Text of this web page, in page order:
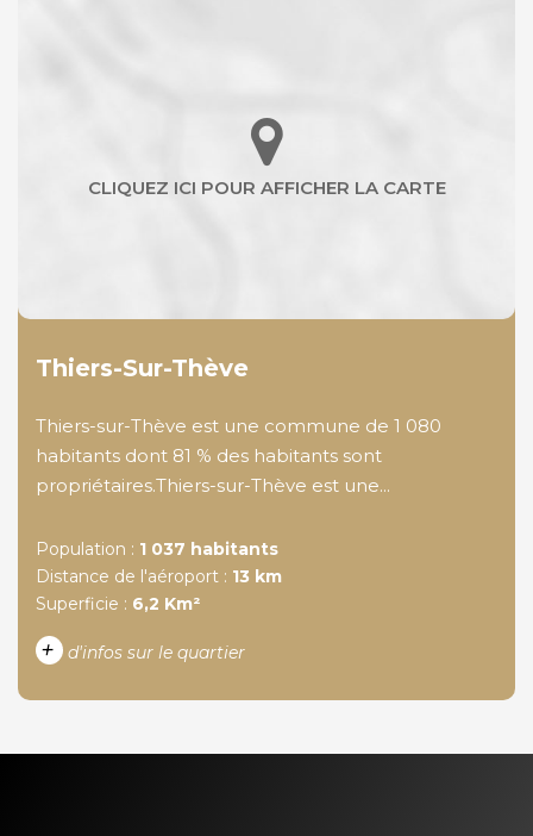
Thiers-Sur-Thève
Thiers-sur-Thève est une commune de 1 080
habitants dont 81 % des habitants sont
propriétaires.Thiers-sur-Thève est une...
Population : 1 037 habitants
Distance de l'aéroport : 13 km
Superficie : 6,2 Km²
+ d'infos sur le quartier